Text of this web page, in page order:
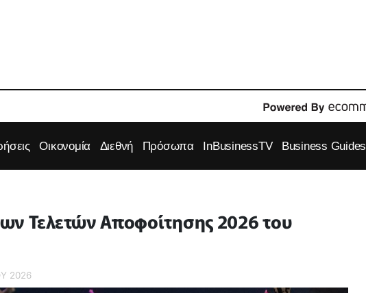
Οικονομία Διεθνή Πρόσωπα InBusinessTV Business Guides
Τελετών Αποφοίτησης 2026 του
2026